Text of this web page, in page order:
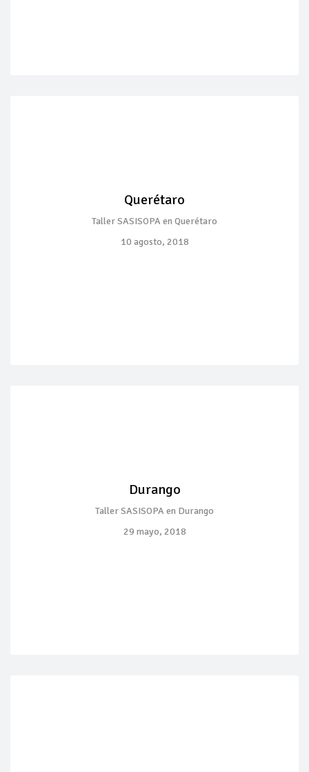
Querétaro
Taller SASISOPA en Querétaro
10 agosto, 2018
Durango
Taller SASISOPA en Durango
29 mayo, 2018